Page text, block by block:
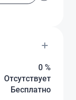
0 %
Отсутствует
Бесплатно